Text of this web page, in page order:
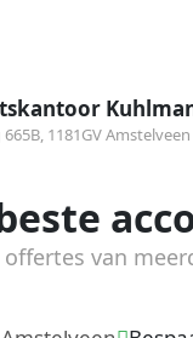
1181GV Amstelveen
offertes van